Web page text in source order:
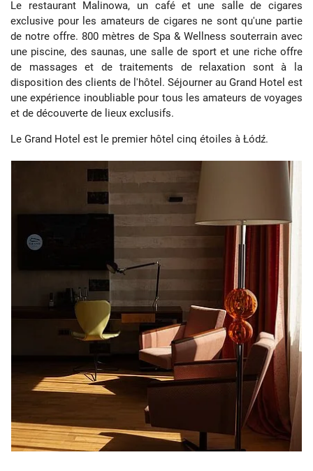
Le restaurant Malinowa, un café et une salle de cigares
exclusive pour les amateurs de cigares ne sont qu'une partie
de notre offre. 800 mètres de Spa & Wellness souterrain avec
une piscine, des saunas, une salle de sport et une riche offre
de massages et de traitements de relaxation sont à la
disposition des clients de l'hôtel. Séjourner au Grand Hotel est
une expérience inoubliable pour tous les amateurs de voyages
et de découverte de lieux exclusifs.
Le Grand Hotel est le premier hôtel cinq étoiles à Łódź.